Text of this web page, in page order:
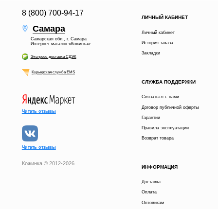
получи скидку
8 (800) 700-94-17
Самара
Самарская обл., г. Самара
Интернет-магазин «Кожинка»
Экспресс-доставка СДЭК
Курьерская служба EMS
ЛИЧНЫЙ КАБИНЕТ
Личный кабинет
История заказа
Закладки
СЛУЖБА ПОДДЕРЖКИ
Связаться с нами
Договор публичной оферты
Гарантии
Правила эксплуатации
Возврат товара
ИНФОРМАЦИЯ
Доставка
Оплата
Оптовикам
Читать отзывы
Читать отзывы
Кожинка © 2012-2026